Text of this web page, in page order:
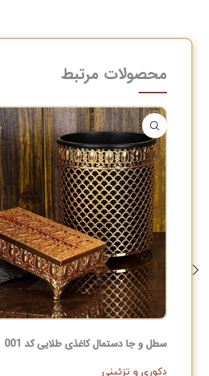
محصولات مرتبط
سطل و جا دستمال کاغذی طلایی کد 001
دکوری و تزئینی